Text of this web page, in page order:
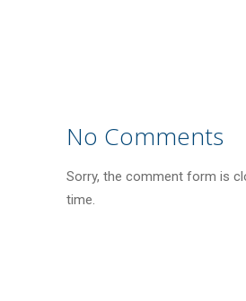
No Comments
Sorry, the comment form is
time.